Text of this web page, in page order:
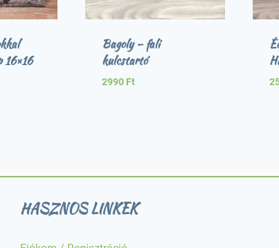
16×16
Bagoly – fali
kulcstartó
2990 Ft
HASZNOS LINKEK